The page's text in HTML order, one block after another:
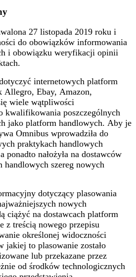
27 listopada 2019 roku i
do obowiązków informowania
i obowiązku weryfikacji opinii
internetowych platform
Allegro, Ebay, Amazon,
wiele wątpliwości
kwalifikowania poszczególnych
jako platform handlowych. Aby je
Omnibus wprowadziła do
praktykach handlowych
ponadto nałożyła na dostawców
szereg nowych
dotyczący plasowania
nowych
ciążyć na dostawcach platform
z treścią nowego przepisu
określonej widoczności
to plasowanie zostało
lub przekazane przez
od środków technologicznych